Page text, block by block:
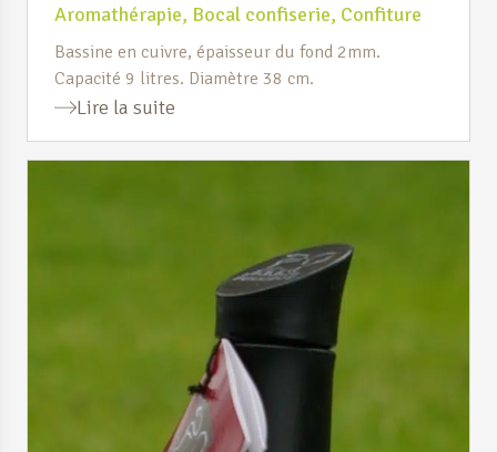
Aromathérapie, Bocal confiserie, Confiture
Bassine en cuivre, épaisseur du fond 2mm.
Capacité 9 litres. Diamètre 38 cm.
Lire la suite